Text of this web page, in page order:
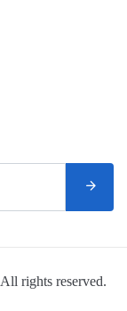
rights reserved.